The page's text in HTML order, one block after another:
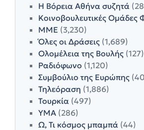
Η Βόρεια Αθήνα συζητά
Κοινοβουλευτικές Ομάδες
ΜΜΕ (3,230)
Όλες οι Δράσεις (1,689)
Ολομέλεια της Βουλής (127)
Ραδιόφωνο (1,120)
Συμβούλιο της Ευρώπης
Τηλεόραση (1,886)
Τουρκία (497)
ΥΜΑ (286)
Ω, Τι κόσμος μπαμπά (44)